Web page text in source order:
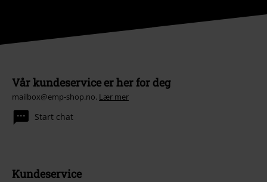
Vår kundeservice er her for deg
mailbox@emp-shop.no. Lær mer
Start chat
Kundeservice